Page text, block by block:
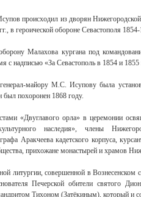
происходил из дворян
в героической обороне Севастополя
Малахова кургана под
с надписью «За Севастополь в 1854 и 1855
майору М.С. Исупову была
был похоронен 1868 году.
«Двуглавого орла» в церемонии
наследия», члены
Аракчеева кадетского корпуса,
прихожане монастырей и храмов
литургии, совершенной в
Печерской обители святого
Тихоном (Затёкиным), который и